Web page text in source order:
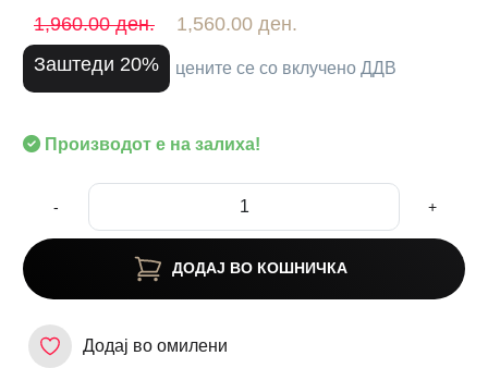
1,960.00 ден.
1,560.00 ден.
Заштеди 20%
цените се со вклучено ДДВ
Производот е на залиха!
- +
ДОДАЈ ВО КОШНИЧКА
Додај во омилени